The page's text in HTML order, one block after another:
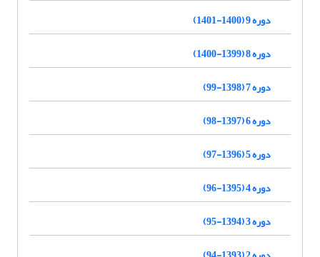
دوره 9 (1400-1401)
دوره 8 (1399-1400)
دوره 7 (1398-99)
دوره 6 (1397-98)
دوره 5 (1396-97)
دوره 4 (1395-96)
دوره 3 (1394-95)